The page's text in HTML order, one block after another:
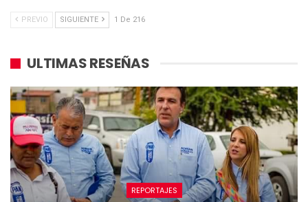
PREVIO SIGUIENTE 1 De 216
ULTIMAS RESEÑAS
REPORTAJES